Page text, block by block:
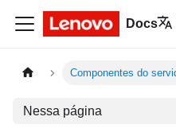
Docs
Componentes do
Nessa página